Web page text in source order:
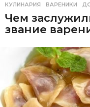
КУЛИНАРИЯ ВАРЕНИКИ ,
Чем
звание